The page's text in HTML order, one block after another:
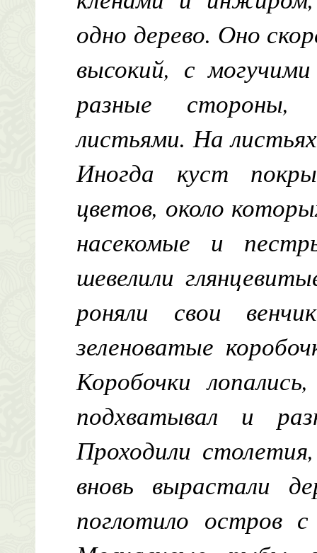
одно дерево. Оно
высокий, с
разные
листьями. На
Иногда куст
цветов, около
насекомые и
шевелили
роняли свои
зеленоватые
Коробочки
подхватывал и
Проходили
вновь вырастали
поглотило остров